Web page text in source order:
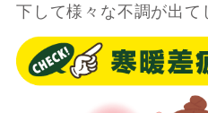
下して様々な不調が出て